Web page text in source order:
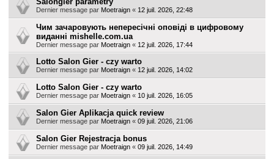
Dernier message par Moetraign « 12 juil. 2026, 22:48
Чим зачаровують непересічні оповіді в цифровому
виданні mishelle.com.ua
Dernier message par Moetraign « 12 juil. 2026, 17:44
Lotto Salon Gier - czy warto
Dernier message par Moetraign « 12 juil. 2026, 14:02
Lotto Salon Gier - czy warto
Dernier message par Moetraign « 10 juil. 2026, 16:05
Salon Gier Aplikacja quick review
Dernier message par Moetraign « 09 juil. 2026, 21:06
Salon Gier Rejestracja bonus
Dernier message par Moetraign « 09 juil. 2026, 14:49